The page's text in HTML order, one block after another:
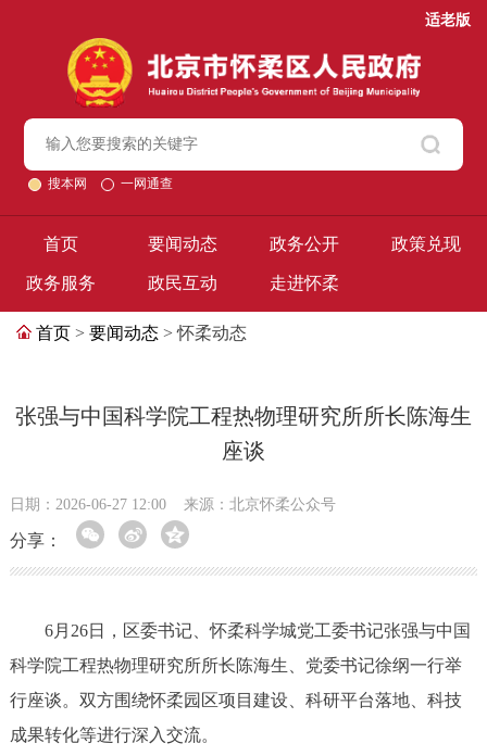
适老版
搜本网 一网通查
首页 要闻动态 政务公开 政策兑现
政务服务 政民互动 走进怀柔
首页 > 要闻动态 > 怀柔动态
张强与中国科学院工程热物理研究所所长陈海生
座谈
日期：2026-06-27 12:00 来源：北京怀柔公众号
分享：
6月26日，区委书记、怀柔科学城党工委书记张强与中国
科学院工程热物理研究所所长陈海生、党委书记徐纲一行举
行座谈。双方围绕怀柔园区项目建设、科研平台落地、科技
成果转化等进行深入交流。